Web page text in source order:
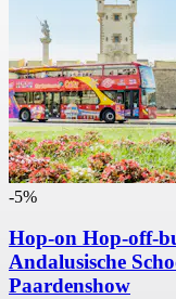
-5%
Hop-on Hop-off-
Andalusische
Paardenshow